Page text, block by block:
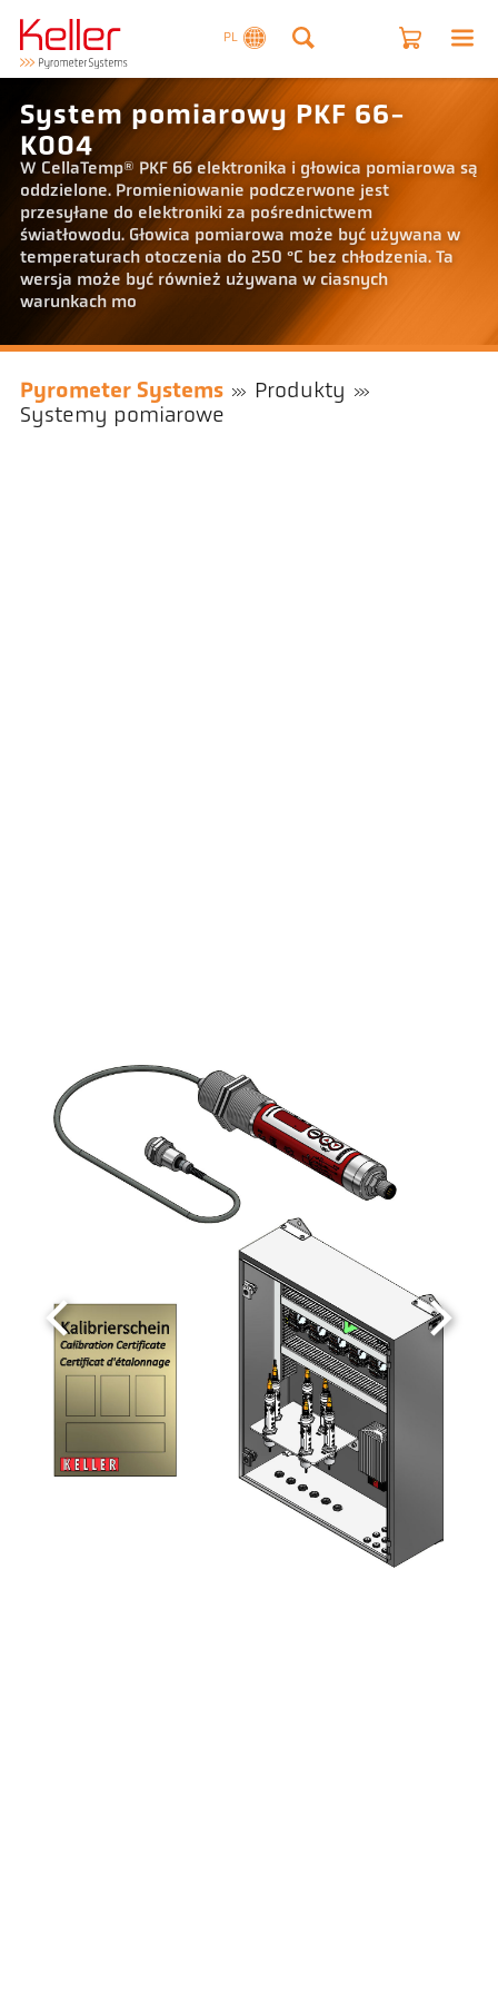
PL
System pomiarowy PKF 66-
K004
W CellaTemp® PKF 66 elektronika i głowica pomiarowa są
oddzielone. Promieniowanie podczerwone jest
przesyłane do elektroniki za pośrednictwem
światłowodu. Głowica pomiarowa może być używana w
temperaturach otoczenia do 250 °C bez chłodzenia. Ta
wersja może być również używana w ciasnych
warunkach mo
Pyrometer Systems
Produkty
Systemy pomiarowe